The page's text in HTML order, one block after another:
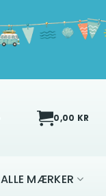
0,00 KR
ALLE MÆRKER